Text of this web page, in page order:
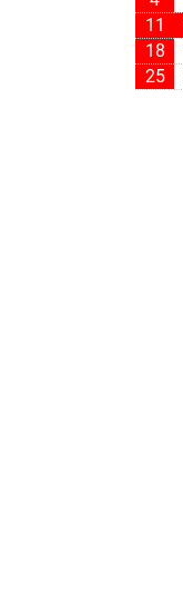
11
18
25